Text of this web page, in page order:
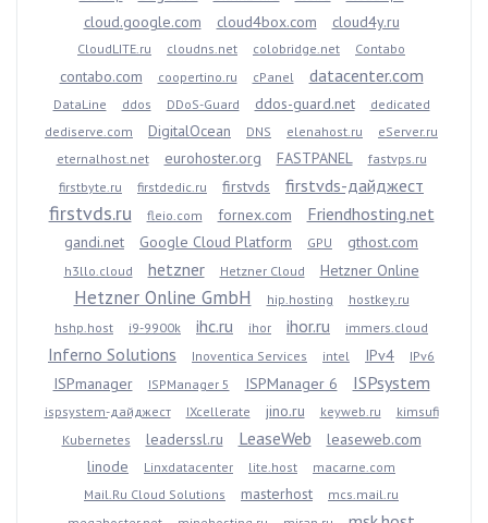
cloud.google.com cloud4box.com cloud4y.ru
CloudLITE.ru cloudns.net colobridge.net Contabo
contabo.com coopertino.ru cPanel datacenter.com
DataLine ddos DDoS-Guard ddos-guard.net
dedicated
dediserve.com
DigitalOcean DNS elenahost.ru
eServer.ru
eternalhost.net
eurohoster.org FASTPANEL
fastvps.ru
firstbyte.ru
firstdedic.ru firstvds firstvds-дайджест
firstvds.ru fleio.com fornex.com Friendhosting.net
gandi.net Google Cloud Platform GPU gthost.com
h3llo.cloud hetzner Hetzner Cloud Hetzner Online
Hetzner Online GmbH hip.hosting
hostkey.ru
hshp.host
i9-9900k ihc.ru ihor ihor.ru immers.cloud
Inferno Solutions Inoventica Services intel IPv4 IPv6
ISPmanager ISPManager 5 ISPManager 6 ISPsystem
ispsystem-дайджест IXcellerate jino.ru keyweb.ru
kimsufi
Kubernetes
leaderssl.ru LeaseWeb
leaseweb.com
linode
Linxdatacenter lite.host
macarne.com
Mail.Ru Cloud Solutions
masterhost
mcs.mail.ru